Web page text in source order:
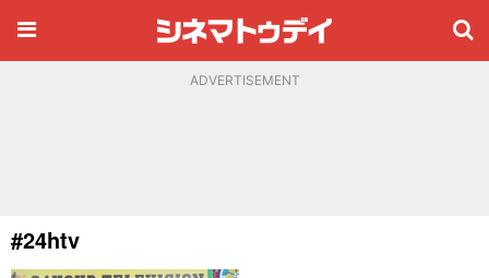
ADVERTISEMENT
#24htv